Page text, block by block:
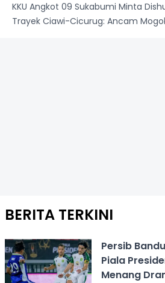
KKU Angkot 09 Sukabumi Minta
Trayek Ciawi-Cicurug: Ancam
BERITA TERKINI
Persib
Piala
Menang